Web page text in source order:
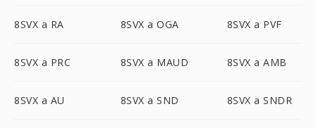
8SVX a RA 8SVX a OGA 8SVX a PVF
8SVX a PRC 8SVX a MAUD 8SVX a AMB
8SVX a AU 8SVX a SND 8SVX a SNDR